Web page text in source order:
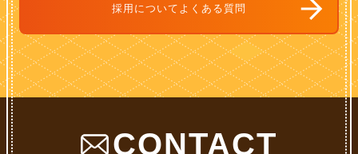
採用についてよくある質問
CONTACT